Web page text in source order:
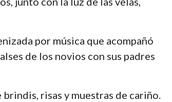
por música que acompañó
de los novios con sus padres
risas y muestras de cariño.